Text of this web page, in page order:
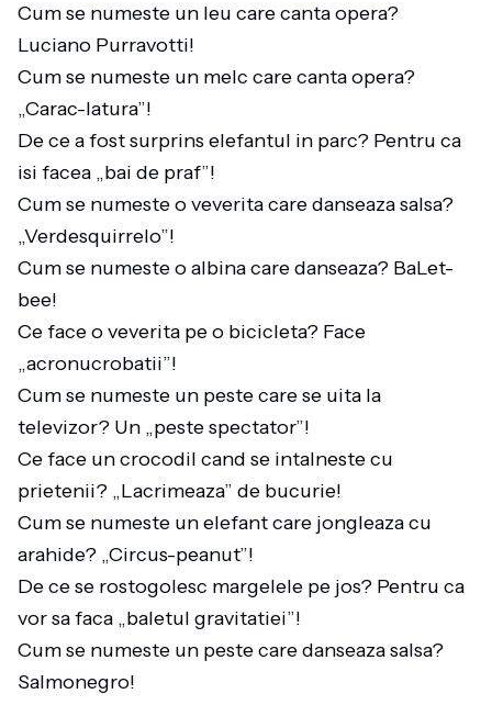
Cum se numeste un leu care canta opera?
Luciano Purravotti!
Cum se numeste un melc care canta opera?
„Carac-latura”!
De ce a fost surprins elefantul in parc? Pentru ca
isi facea „bai de praf”!
Cum se numeste o veverita care danseaza salsa?
„Verdesquirrelo”!
Cum se numeste o albina care danseaza? BaLet-
bee!
Ce face o veverita pe o bicicleta? Face
„acronucrobatii”!
Cum se numeste un peste care se uita la
televizor? Un „peste spectator”!
Ce face un crocodil cand se intalneste cu
prietenii? „Lacrimeaza” de bucurie!
Cum se numeste un elefant care jongleaza cu
arahide? „Circus-peanut”!
De ce se rostogolesc margelele pe jos? Pentru ca
vor sa faca „baletul gravitatiei”!
Cum se numeste un peste care danseaza salsa?
Salmonegro!